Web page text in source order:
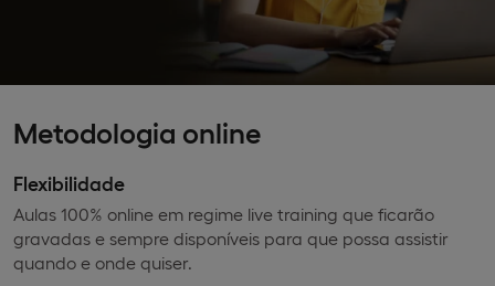
Metodologia online
Flexibilidade
Aulas 100% online em regime live training que ficarão
gravadas e sempre disponíveis para que possa assistir
quando e onde quiser.